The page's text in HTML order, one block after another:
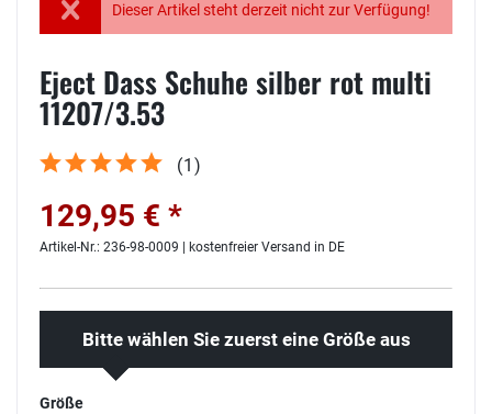
Dieser Artikel steht derzeit nicht zur Verfügung!
Eject Dass Schuhe silber rot multi
11207/3.53
(1 )
129,95 € *
Artikel-Nr.: 236-98-0009 | kostenfreier Versand in DE
Bitte wählen Sie zuerst eine Größe aus
Größe